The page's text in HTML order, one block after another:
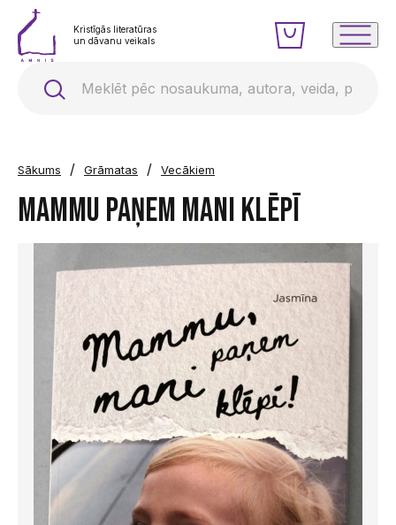
Kristīgās literatūras
un dāvanu veikals
Sākums / Grāmatas / Vecākiem
Mammu paņem mani klēpī